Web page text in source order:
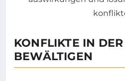
KONFLIKTE IN
BEWÄLTIGEN